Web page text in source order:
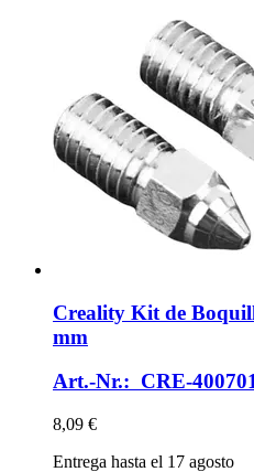
Creality Kit de
mm
Art.-Nr.: CRE-
8,09 €
Entrega hasta el 17 agosto